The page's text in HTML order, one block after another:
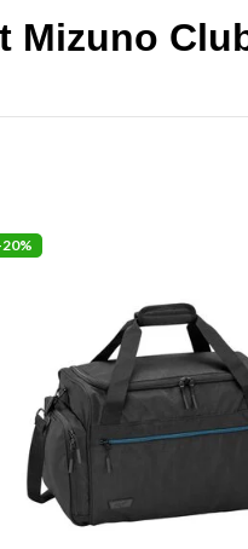
Mizuno